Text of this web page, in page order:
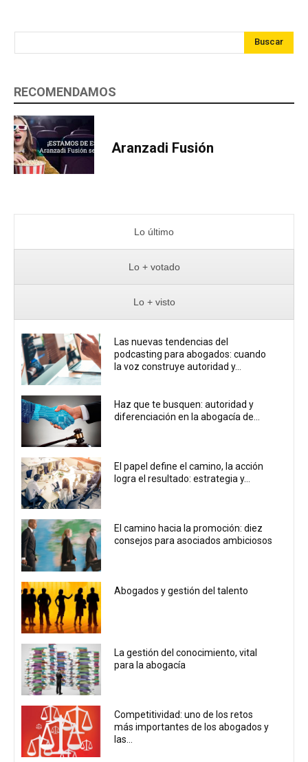
Buscar
RECOMENDAMOS
Aranzadi Fusión
Lo último
Lo + votado
Lo + visto
Las nuevas tendencias del
podcasting para abogados: cuando
la voz construye autoridad y...
Haz que te busquen: autoridad y
diferenciación en la abogacía de...
El papel define el camino, la acción
logra el resultado: estrategia y...
El camino hacia la promoción: diez
consejos para asociados ambiciosos
Abogados y gestión del talento
La gestión del conocimiento, vital
para la abogacía
Competitividad: uno de los retos
más importantes de los abogados y
las...